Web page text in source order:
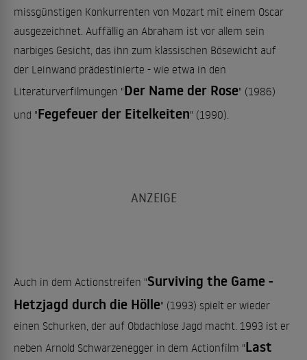
missgünstigen Konkurrenten von Mozart mit einem Oscar
ausgezeichnet. Auffällig an Abraham ist vor allem sein
narbiges Gesicht, das ihn zum klassischen Bösewicht auf
der Leinwand prädestinierte - wie etwa in den
Literaturverfilmungen "Der Name der Rose" (1986)
und "Fegefeuer der Eitelkeiten" (1990).
Auch in dem Actionstreifen "Surviving the Game -
Hetzjagd durch die Hölle" (1993) spielt er wieder
einen Schurken, der auf Obdachlose Jagd macht. 1993 ist er
neben Arnold Schwarzenegger in dem Actionfilm "Last